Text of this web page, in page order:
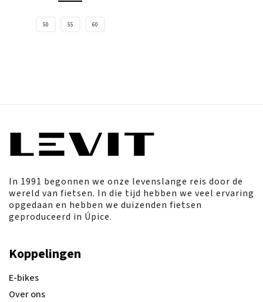
50 55 60
In 1991 begonnen we onze levenslange reis door de
wereld van fietsen. In die tijd hebben we veel ervaring
opgedaan en hebben we duizenden fietsen
geproduceerd in Úpice.
Koppelingen
E-bikes
Over ons